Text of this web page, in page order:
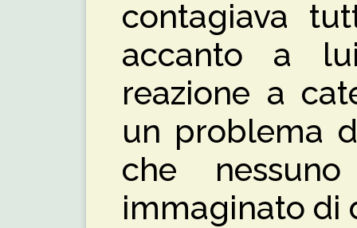
contagiava
accanto a
reazione a
un problema
che
immaginato di